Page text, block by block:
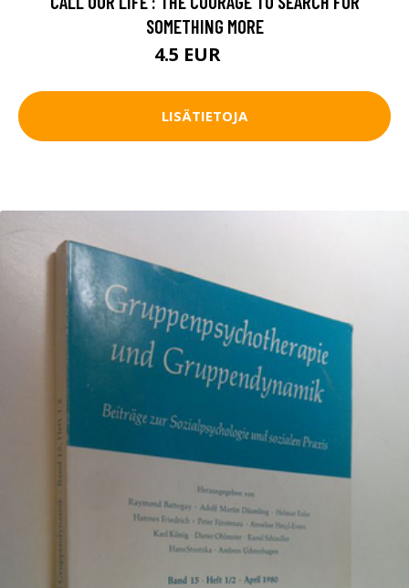
SOMETHING MORE
4.5 EUR
LISÄTIETOJA